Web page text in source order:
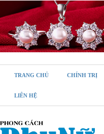
TRANG CHỦ CHÍNH TRỊ
LIÊN HỆ